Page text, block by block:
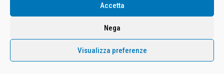
Accetta
Nega
Visualizza preferenze